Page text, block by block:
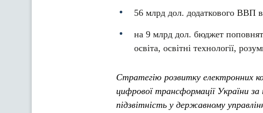
56 млрд дол. додаткового ВВП
на 9 млрд дол. бюджет
освіта, освітні технології,
Стратегію розвитку електронних
цифрової трансформації України
підзвітність у державному